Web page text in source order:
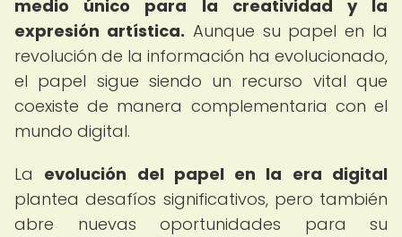
medio único para la creatividad y la
expresión artística. Aunque su papel en la
revolución de la información ha evolucionado,
el papel sigue siendo un recurso vital que
coexiste de manera complementaria con el
mundo digital.
La evolución del papel en la era digital
plantea desafíos significativos, pero también
abre nuevas oportunidades para su